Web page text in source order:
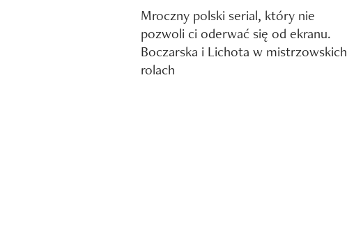
Mroczny polski serial, który nie
pozwoli ci oderwać się od ekranu.
Boczarska i Lichota w mistrzowskich
rolach